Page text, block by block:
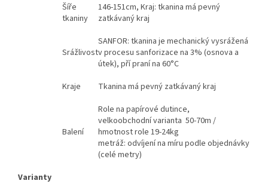
Šíře
tkaniny
146-151cm, Kraj: tkanina má pevný
zatkávaný kraj
Srážlivost
SANFOR: tkanina je mechanický vysrážená
v procesu sanforizace na 3% (osnova a
útek), pří praní na 60°C
Kraje
Tkanina má pevný zatkávaný kraj
Balení
Role na papírové dutince,
velkoobchodní varianta 50-70m /
hmotnost role 19-24kg
metráž: odvíjení na míru podle objednávky
(celé metry)
Varianty